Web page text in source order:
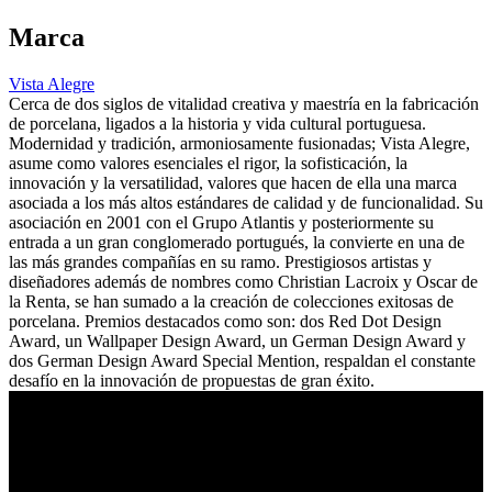
Marca
Vista Alegre
Cerca de dos siglos de vitalidad creativa y maestría en la fabricación
de porcelana, ligados a la historia y vida cultural portuguesa.
Modernidad y tradición, armoniosamente fusionadas; Vista Alegre,
asume como valores esenciales el rigor, la sofisticación, la
innovación y la versatilidad, valores que hacen de ella una marca
asociada a los más altos estándares de calidad y de funcionalidad. Su
asociación en 2001 con el Grupo Atlantis y posteriormente su
entrada a un gran conglomerado portugués, la convierte en una de
las más grandes compañías en su ramo. Prestigiosos artistas y
diseñadores además de nombres como Christian Lacroix y Oscar de
la Renta, se han sumado a la creación de colecciones exitosas de
porcelana. Premios destacados como son: dos Red Dot Design
Award, un Wallpaper Design Award, un German Design Award y
dos German Design Award Special Mention, respaldan el constante
desafío en la innovación de propuestas de gran éxito.